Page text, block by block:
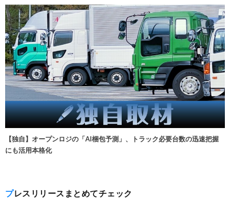
【独自】オープンロジの「AI梱包予測」、トラック必要台数の迅速把握
にも活用本格化
プレスリリースまとめてチェック